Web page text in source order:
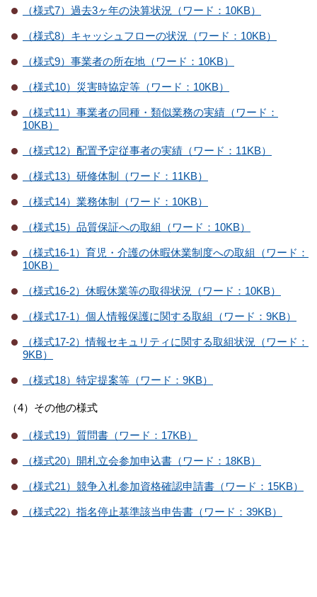
（様式7）過去3ヶ年の決算状況（ワード：10KB）
（様式8）キャッシュフローの状況（ワード：10KB）
（様式9）事業者の所在地（ワード：10KB）
（様式10）災害時協定等（ワード：10KB）
（様式11）事業者の同種・類似業務の実績（ワード：
10KB）
（様式12）配置予定従事者の実績（ワード：11KB）
（様式13）研修体制（ワード：11KB）
（様式14）業務体制（ワード：10KB）
（様式15）品質保証への取組（ワード：10KB）
（様式16-1）育児・介護の休暇休業制度への取組（ワード：
10KB）
（様式16-2）休暇休業等の取得状況（ワード：10KB）
（様式17-1）個人情報保護に関する取組（ワード：9KB）
（様式17-2）情報セキュリティに関する取組状況（ワード：
9KB）
（様式18）特定提案等（ワード：9KB）
（4）その他の様式
（様式19）質問書（ワード：17KB）
（様式20）開札立会参加申込書（ワード：18KB）
（様式21）競争入札参加資格確認申請書（ワード：15KB）
（様式22）指名停止基準該当申告書（ワード：39KB）